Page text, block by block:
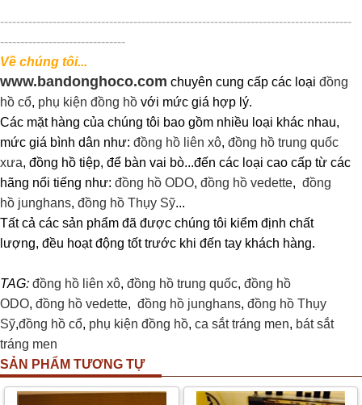
---------------------------------------------------------------------------------------
-------------------------------
Về chúng tôi...
www.bandonghoco.com chuyên cung cấp các loại đồng
hồ cổ, phụ kiện đồng hồ với mức giá hợp lý.
Các mặt hàng của chúng tôi bao gồm nhiều loại khác nhau,
mức giá bình dân như: đồng hồ liên xô, đồng hồ trung quốc
xưa, đồng hồ tiệp, để bàn vai bò...đến các loại cao cấp từ các
hãng nổi tiếng như: đồng hồ ODO, đồng hồ vedette, đồng
hồ junghans, đồng hồ Thụy Sỹ...
Tất cả các sản phẩm đã được chúng tôi kiểm định chất
lượng, đều hoạt động tốt trước khi đến tay khách hàng.
TAG: đồng hồ liên xô, đồng hồ trung quốc, đồng hồ
ODO, đồng hồ vedette, đồng hồ junghans, đồng hồ Thụy
Sỹ,đồng hồ cổ, phụ kiện đồng hồ, ca sắt tráng men, bát sắt
tráng men
SẢN PHẨM TƯƠNG TỰ